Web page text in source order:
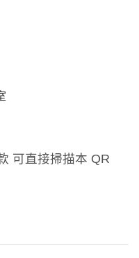
可直接掃描本 QR